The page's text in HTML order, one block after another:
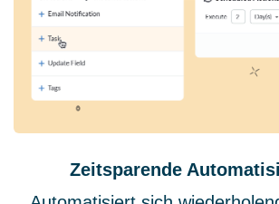
Zeitsparende